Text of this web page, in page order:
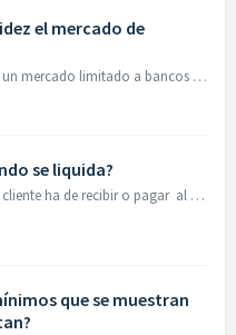
el mercado de
Hasta hace unos años Forex era un mercado limitado a bancos centrales, fondos de inversión y grandes corporaciones en definitiva, a inversores institucional...
se liquida?
El rollover es la cantidad que un cliente ha de recibir o pagar al mantener una posición abierta en el mercado de Forex, después de las 23:00 hora español...
que se muestran